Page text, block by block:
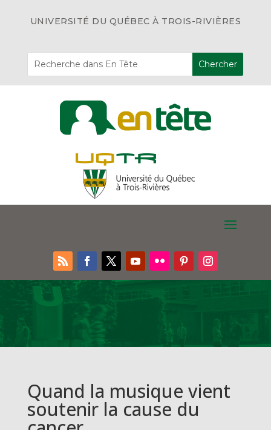
UNIVERSITÉ DU QUÉBEC À TROIS-RIVIÈRES
Quand la musique vient
soutenir la cause du